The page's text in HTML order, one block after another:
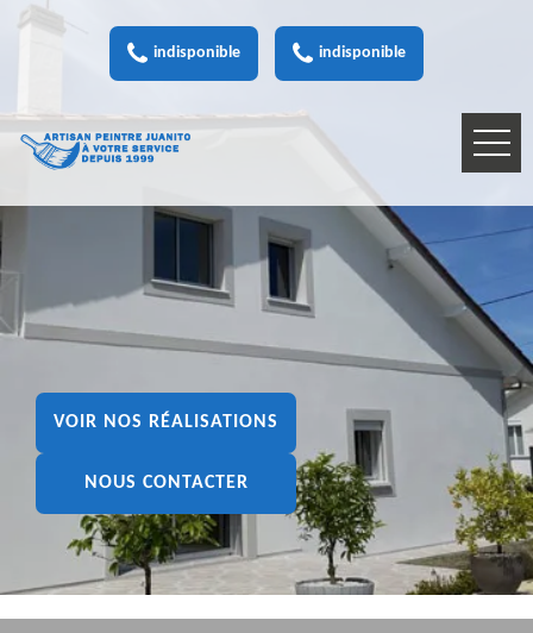
indisponible indisponible
VOIR NOS RÉALISATIONS
NOUS CONTACTER